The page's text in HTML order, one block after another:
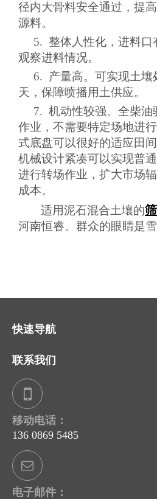
径内大骨料安全通过，提
源料。
5. 整体人性化，进料口
观察进料情况。
6. 产量高。可实现土壤
天，保障喷播用土供应。
7. 机动性较强。全柴油
作业，不需要特定场地进
式底盘可以很好的适应田
机械设计紧凑可以实现普
进行转场作业，扩大市场
成本。
适用泥石混合土壤的
河南恒睿。群众的眼睛是雪
快速导航
联系我们
移动电话：
136 0869 5485
电子邮件：